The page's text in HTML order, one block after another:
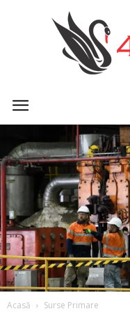
Acasă Surse Primare